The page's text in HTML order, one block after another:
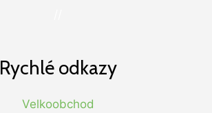
Rychlé odkazy
Velkoobchod